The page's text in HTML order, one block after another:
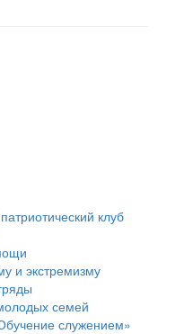
клуб
и экстремизму
семей
служением»